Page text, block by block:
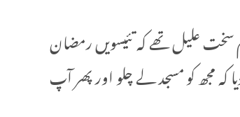
سخت علیل تھے کہ تئیسویں رمضان
مجھ کو مسجد لے چلو اور پھر آپ